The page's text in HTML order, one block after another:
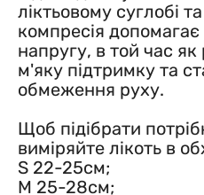
ліктьовому суглобі
компресія допомагає
напругу, в той час
м'яку підтримку та
обмеження руху.
Щоб підібрати
виміряйте лікоть в
S 22-25см;
M 25-28см;